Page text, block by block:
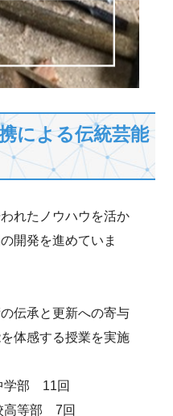
による伝統芸能
れたノウハウを活か
開発を進めていま
伝承と更新への寄与
体感する授業を実施
学部 11回
高等部 7回